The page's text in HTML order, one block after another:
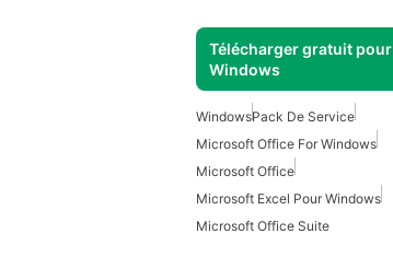
Télécharger gratuit pour
Windows
WindowsPack De Service
Microsoft Office For Windows
Microsoft Office
Microsoft Excel Pour Windows
Microsoft Office Suite